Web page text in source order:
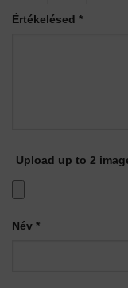
Értékelésed *
Upload up to 2
Név *